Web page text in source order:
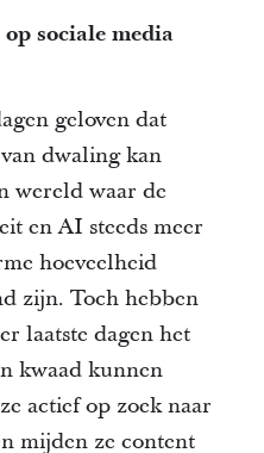
sociale media
geloven dat
dwaling kan
wereld waar de
en AI steeds meer
hoeveelheid
zijn. Toch hebben
laatste dagen het
kwaad kunnen
actief op zoek naar
mijden ze content